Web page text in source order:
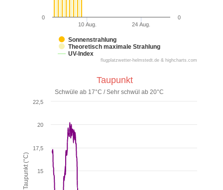
Sonnenstrahlung
Theoretisch maximale Strahlung
UV-Index
10 Aug. 24 Aug.
0 0
flugplatzwetter-helmstedt.de & highcharts.com
Taupunkt (°C)
Schwüle ab 17°C / Sehr schwül ab 20°C
15
17,5
20
22,5
Taupunkt